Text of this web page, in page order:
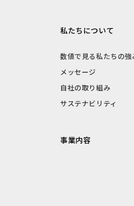
私たちについて
数値で見る私たちの強
メッセージ
自社の取り組み
サステナビリティ
事業内容